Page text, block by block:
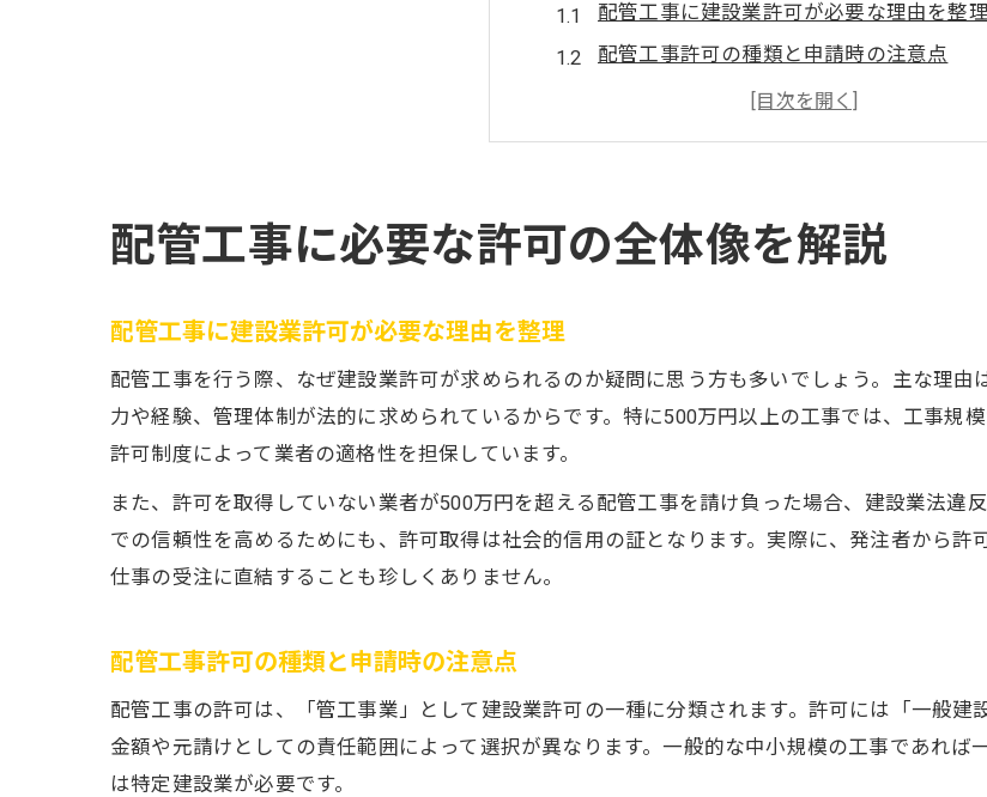
配管工事に建設業許可が必要な理由を整理
配管工事許可の種類と申請時の注意点
管工事許可と配管工事許可の関係性を理解
管工事許可なしでできる配管工事の範囲
許可取得の要点と配管工事の実務経験
配管工事許可取得に必要な実務経験を解説
管工事施工管理技士資格と配管工事許可
配管工事許可申請で押さえるべき要点
配管工事で500万円を超える場合の法的基
管工事建設業許可金額の最新ルールを解説
「配管工事」と「管工事」の違いと許可基準
配管工事に必要な許可の全体像を解説
配管工事に建設業許可が必要な理由を整理
配管工事を行う際、なぜ建設業許可が求められるのか疑問に思う方も多いでしょう。主な理
力や経験、管理体制が法的に求められているからです。特に500万円以上の工事では、工事規
許可制度によって業者の適格性を担保しています。
また、許可を取得していない業者が500万円を超える配管工事を請け負った場合、建設業法違
での信頼性を高めるためにも、許可取得は社会的信用の証となります。実際に、発注者から
仕事の受注に直結することも珍しくありません。
配管工事許可の種類と申請時の注意点
配管工事の許可は、「管工事業」として建設業許可の一種に分類されます。許可には「一般
金額や元請けとしての責任範囲によって選択が異なります。一般的な中小規模の工事であれ
は特定建設業が必要です。